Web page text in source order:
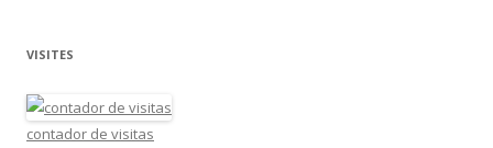
VISITES
contador de visitas